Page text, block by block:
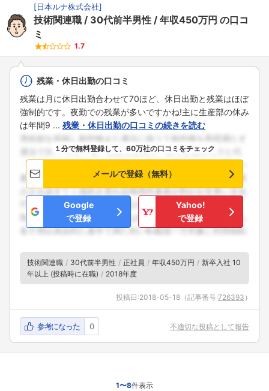
[日本ルナ株式会社]
技術関連職 30代前半男性 年収450万円 の口コ
ミ
1.7
残業・休日出勤の口コミ
残業は月に休日出勤合わせて70ほど、休日出勤と残業はほぼ
強制的です。夜勤での残業が多いですかね!主に生産部の休み
は年間9 ... 残業・休日出勤の口コミの続きを読む
１分で無料登録して、60万社の口コミをチェック
メールで登録（無料）
Google
で登録
Yahoo!
で登録
技術関連職 30代前半男性 正社員 年収450万円
新卒入社 10
年以上 (投稿時に在職)
2018年度
投稿日:2018-05-18 （記事番号:726393 ）
参考になった 0 不適切な投稿として報告
1〜8件表示